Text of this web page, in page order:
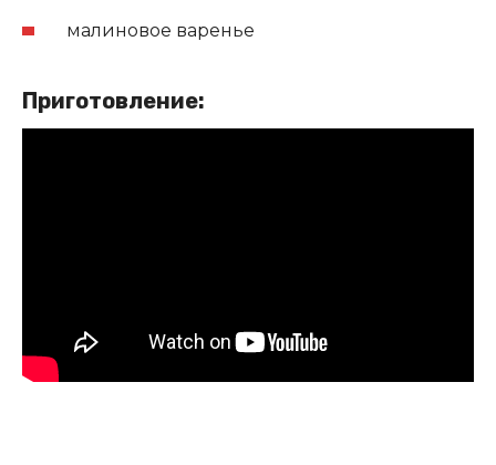
малиновое варенье
Приготовление: